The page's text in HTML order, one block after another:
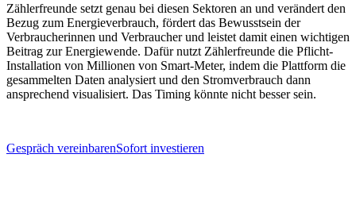
Zählerfreunde setzt genau bei diesen Sektoren an und verändert den
Bezug zum Energieverbrauch, fördert das Bewusstsein der
Verbraucherinnen und Verbraucher und leistet damit einen wichtigen
Beitrag zur Energiewende. Dafür nutzt Zählerfreunde die Pflicht-
Installation von Millionen von Smart-Meter, indem die Plattform die
gesammelten Daten analysiert und den Stromverbrauch dann
ansprechend visualisiert. Das Timing könnte nicht besser sein.
Gespräch vereinbarenSofort investieren